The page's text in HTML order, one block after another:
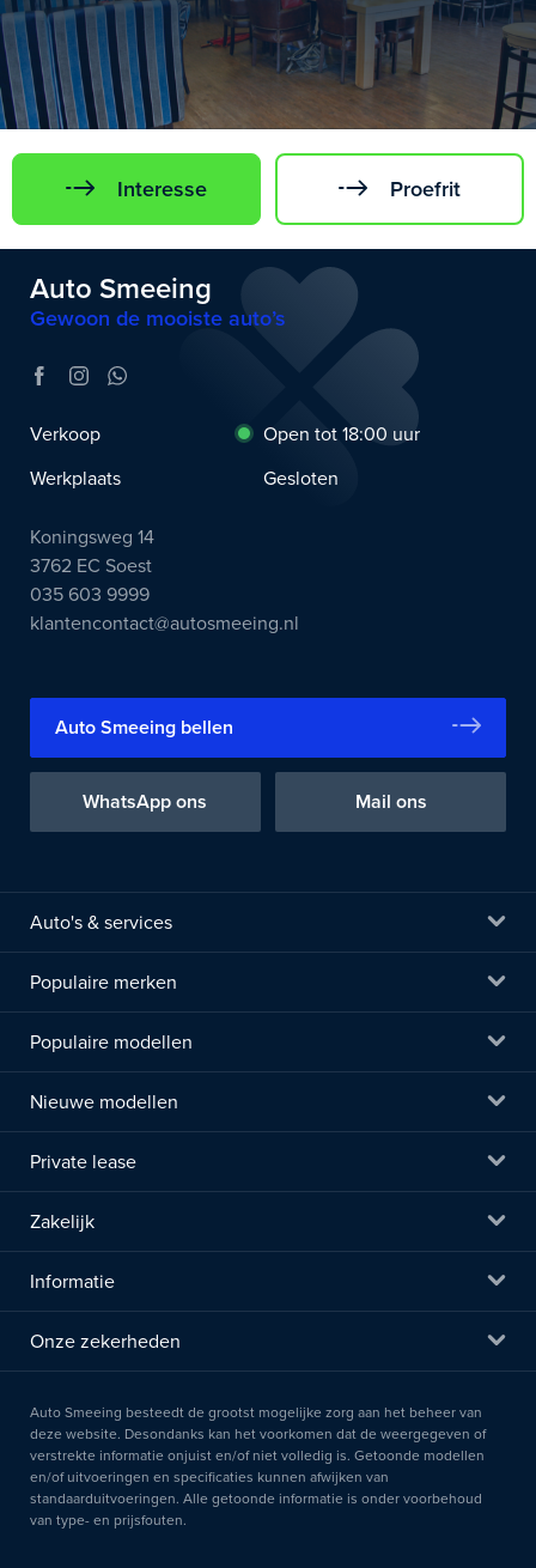
Interesse Proefrit
Auto Smeeing
Gewoon de mooiste auto’s
Verkoop
Open tot 18:00 uur
Werkplaats
Gesloten
Koningsweg 14
3762 EC Soest
035 603 9999
klantencontact@autosmeeing.nl
Auto Smeeing bellen
WhatsApp ons Mail ons
Auto's & services
Populaire merken
Populaire modellen
Nieuwe modellen
Private lease
Zakelijk
Informatie
Onze zekerheden
Auto Smeeing besteedt de grootst mogelijke zorg aan het beheer van
deze website. Desondanks kan het voorkomen dat de weergegeven of
verstrekte informatie onjuist en/of niet volledig is. Getoonde modellen
en/of uitvoeringen en specificaties kunnen afwijken van
standaarduitvoeringen. Alle getoonde informatie is onder voorbehoud
van type- en prijsfouten.